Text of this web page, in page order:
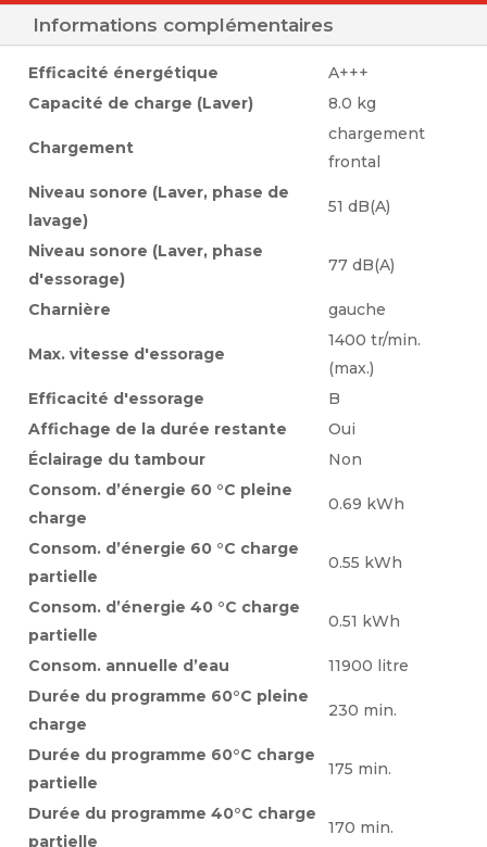
Affichage de texte simple et facile à lire.
Fonctionnement extrêmement silencieux
grâce à la technologie innovante ProSilent
avec une nouvelle conception de moteur sans
balais de carbone – pour un lavage
particulièrement silencieux et respectueux des
tissus. Un système efficace de protection de
l’eau.
Données techniques
Consommation d’électricité annuelle 138kWh
Consommation d’eau annuelle 11900litres
Informations complémentaires
Efficacité énergétique
A+++
Capacité de charge (Laver)
8.0 kg
Chargement
chargement
frontal
Niveau sonore (Laver, phase de
lavage)
51 dB(A)
Niveau sonore (Laver, phase
d'essorage)
77 dB(A)
Charnière gauche
Max. vitesse d'essorage
1400 tr/min.
(max.)
Efficacité d'essorage
B
Affichage de la durée restante
Oui
Éclairage du tambour
Non
Consom. d’énergie 60 °C pleine
charge
0.69 kWh
Consom. d’énergie 60 °C charge
partielle
0.55 kWh
Consom. d’énergie 40 °C charge
partielle
0.51 kWh
Consom. annuelle d’eau
11900 litre
Durée du programme 60°C pleine
charge
230 min.
Durée du programme 60°C charge
partielle
175 min.
Durée du programme 40°C charge
partielle
170 min.